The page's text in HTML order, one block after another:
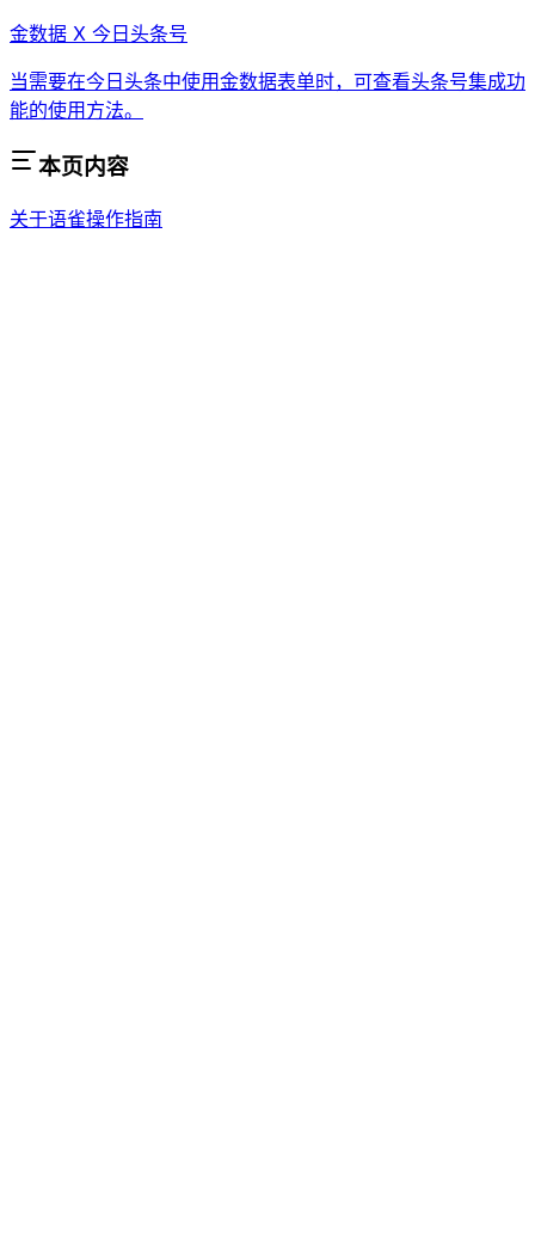
金数据 X 今日头条号
当需要在今日头条中使用金数据表单时，可查看头条号集成功
能的使用方法。
本页内容
关于语雀操作指南